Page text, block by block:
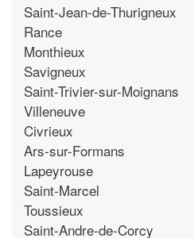
Saint-Jean-de-Thurigneux
Rance
Monthieux
Savigneux
Saint-Trivier-sur-Moignans
Villeneuve
Civrieux
Ars-sur-Formans
Lapeyrouse
Saint-Marcel
Toussieux
Saint-Andre-de-Corcy